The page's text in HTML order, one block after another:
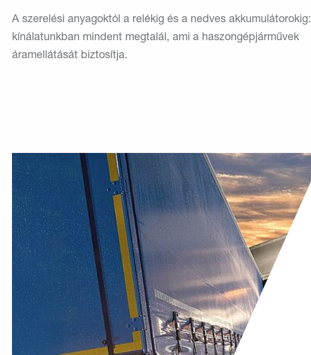
A szerelési anyagoktól a relékig és a nedves akkumulátorokig:
kínálatunkban mindent megtalál, ami a haszongépjárművek
áramellátását biztosítja.